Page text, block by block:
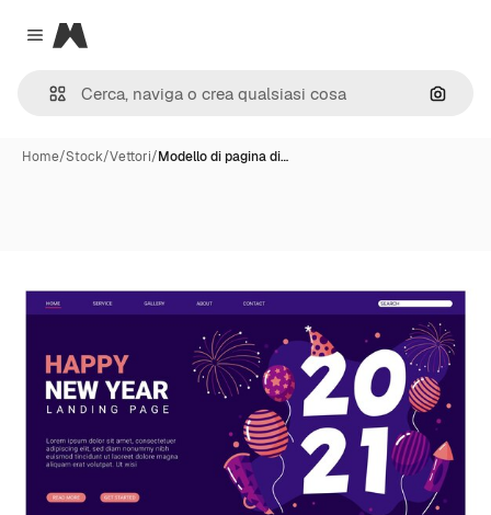
Close menu
Magnific
Cerca
Home/Stock/Vettori/Modello di pagina di…